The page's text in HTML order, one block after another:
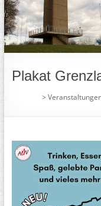
Plakat
>